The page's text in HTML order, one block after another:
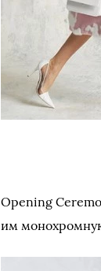
Opening
им